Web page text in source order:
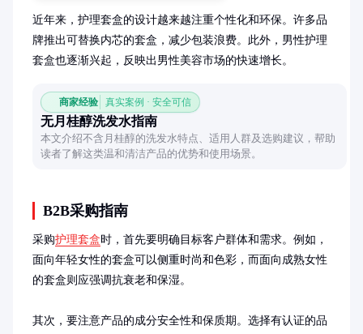
近年来，护理套盒的设计越来越注重个性化和环保。许多品
牌推出可替换内芯的套盒，减少包装浪费。此外，男性护理
套盒也逐渐兴起，反映出男性美容市场的快速增长。
商家经验 真实案例 · 安全可信
无月桂醇洗发水指南
本文介绍不含月桂醇的洗发水特点、适用人群及选购建议，帮助
读者了解这类温和清洁产品的优势和使用场景。
B2B采购指南
采购护理套盒时，首先要明确目标客户群体和需求。例如，
面向年轻女性的套盒可以侧重时尚和色彩，而面向成熟女性
的套盒则应强调抗衰老和保湿。
其次，要注意产品的成分安全性和保质期。选择有认证的品